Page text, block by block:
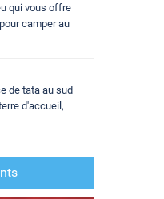
qui vous offre
camper au
de tata au sud
d'accueil,